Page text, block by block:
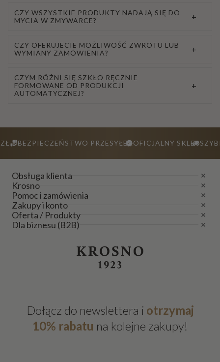
CZY WSZYSTKIE PRODUKTY NADAJĄ SIĘ DO
MYCIA W ZMYWARCE?
+
CZY OFERUJECIE MOŻLIWOŚĆ ZWROTU LUB
WYMIANY ZAMÓWIENIA?
+
CZYM RÓŻNI SIĘ SZKŁO RĘCZNIE
FORMOWANE OD PRODUKCJI
AUTOMATYCZNEJ?
+
BEZPIECZEŃSTWO PRZESYŁEKOFICJALNY SKLEP
Obsługa klienta
Krosno
Pomoc i zamówienia
Zakupy i konto
Oferta / Produkty
Dla biznesu (B2B)
Dołącz do newslettera i otrzymaj
10% rabatu na kolejne zakupy!